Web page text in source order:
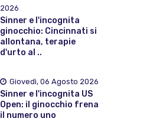
2026
Sinner e l'incognita
ginocchio: Cincinnati si
allontana, terapie
d'urto al ..
Giovedì, 06 Agosto 2026
Sinner e l'incognita US
Open: il ginocchio frena
il numero uno